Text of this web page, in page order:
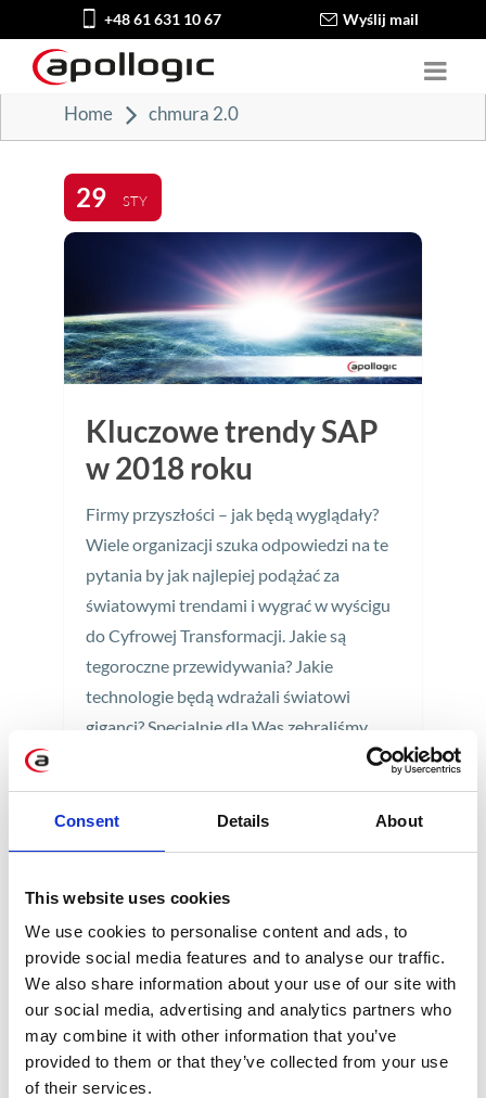
Consent Details About
This website uses cookies
We use cookies to personalise content and ads, to
provide social media features and to analyse our traffic.
We also share information about your use of our site with
our social media, advertising and analytics partners who
may combine it with other information that you’ve
provided to them or that they’ve collected from your use
of their services.
+48 61 631 10 67 Wyślij mail
Home chmura 2.0
29 STY
Kluczowe trendy SAP
w 2018 roku
Firmy przyszłości – jak będą wyglądały?
Wiele organizacji szuka odpowiedzi na te
pytania by jak najlepiej podążać za
światowymi trendami i wygrać w wyścigu
do Cyfrowej Transformacji. Jakie są
tegoroczne przewidywania? Jakie
technologie będą wdrażali światowi
giganci? Specjalnie dla Was zebraliśmy
trendów w SAP na rok 2018.
5 min
KATEGORIE